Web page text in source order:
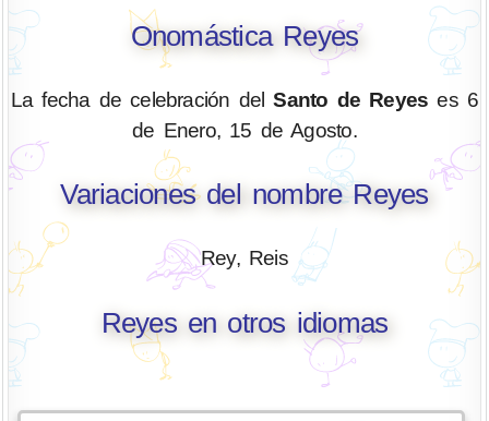
Onomástica Reyes
La fecha de celebración delSanto de Reyes es 6
de Enero, 15 de Agosto.
Variaciones del nombre Reyes
Rey, Reis
Reyes en otros idiomas